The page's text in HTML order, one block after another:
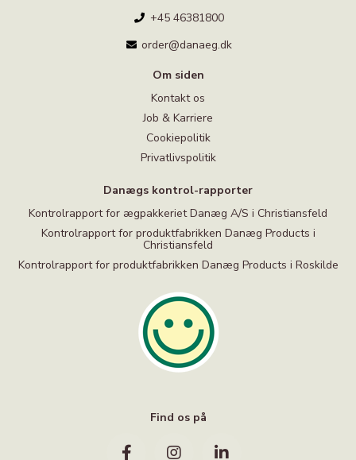
+45 46381800
order@danaeg.dk
Om siden
Kontakt os
Job & Karriere
Cookiepolitik
Privatlivspolitik
Danægs kontrol-rapporter
Kontrolrapport for ægpakkeriet Danæg A/S i Christiansfeld
Kontrolrapport for produktfabrikken Danæg Products i
Christiansfeld
Kontrolrapport for produktfabrikken Danæg Products i Roskilde
Find os på